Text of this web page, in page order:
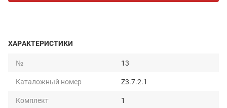
ХАРАКТЕРИСТИКИ
№
13
Каталожный номер
Z3.7.2.1
Комплект
1